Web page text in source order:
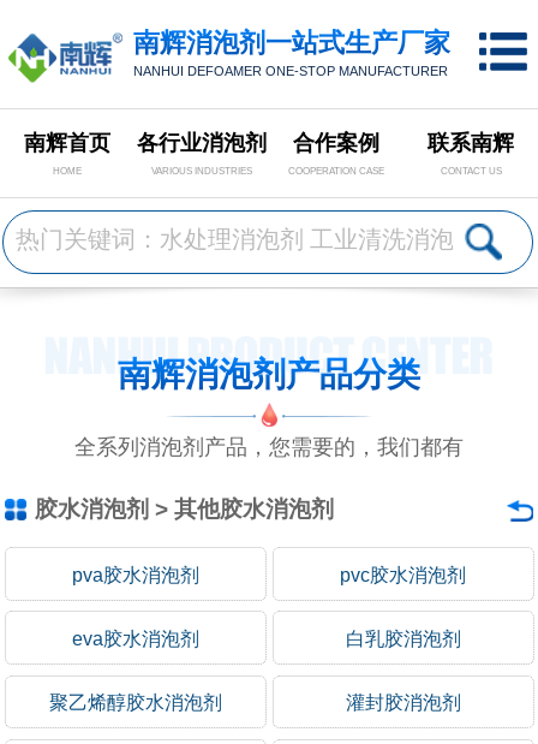
南辉消泡剂一站式生产厂家
NANHUI DEFOAMER ONE-STOP MANUFACTURER
南辉首页
HOME
各行业消泡剂
VARIOUS INDUSTRIES
合作案例
COOPERATION CASE
联系南辉
CONTACT US
南辉消泡剂产品分类
全系列消泡剂产品，您需要的，我们都有
胶水消泡剂 > 其他胶水消泡剂
pva胶水消泡剂 pvc胶水消泡剂
eva胶水消泡剂 白乳胶消泡剂
聚乙烯醇胶水消泡剂 灌封胶消泡剂